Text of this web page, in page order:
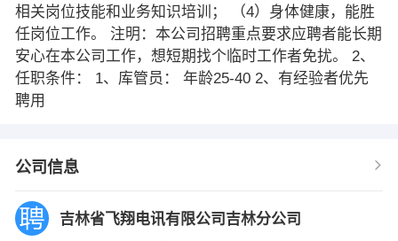
相关岗位技能和业务知识培训； （4）身体健康，能胜
任岗位工作。 注明：本公司招聘重点要求应聘者能长期
安心在本公司工作，想短期找个临时工作者免扰。 2、
任职条件： 1、库管员： 年龄25-40 2、有经验者优先
聘用
公司信息
吉林省飞翔电讯有限公司吉林分公司